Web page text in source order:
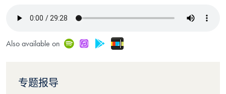
Also available on Spotify
iTunesGoogle Play
Stitcher
专题报导